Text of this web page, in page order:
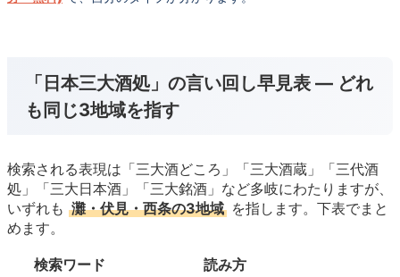
「日本三大酒処」の言い回し早見表 — どれ
も同じ3地域を指す
検索される表現は「三大酒どころ」「三大酒蔵」「三代酒
処」「三大日本酒」「三大銘酒」など多岐にわたりますが、
いずれも 灘・伏見・西条の3地域 を指します。下表でまと
めます。
検索ワード
読み方